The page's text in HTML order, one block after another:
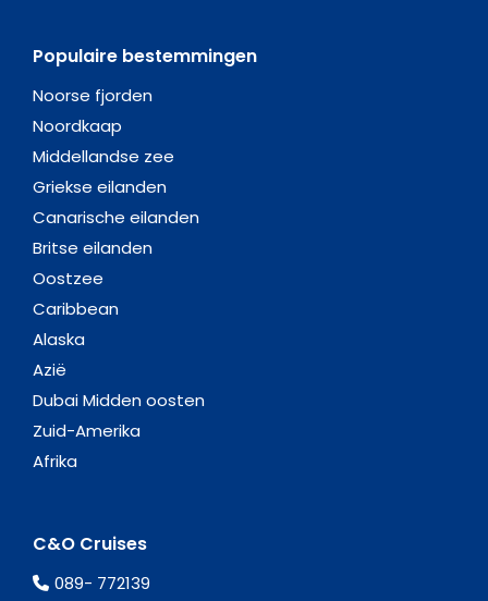
Populaire bestemmingen
Noorse fjorden
Noordkaap
Middellandse zee
Griekse eilanden
Canarische eilanden
Britse eilanden
Oostzee
Caribbean
Alaska
Azië
Dubai Midden oosten
Zuid-Amerika
Afrika
C&O Cruises
089- 772139